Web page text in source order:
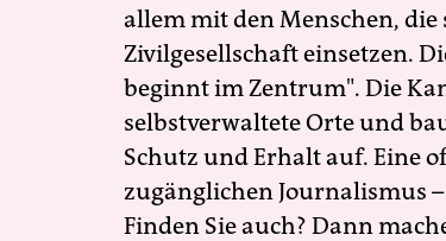
allem mit den Menschen,
Zivilgesellschaft einsetzen.
beginnt im Zentrum". Die
selbstverwaltete Orte und
Schutz und Erhalt auf. Eine
zugänglichen Journalismus
Finden Sie auch? Dann